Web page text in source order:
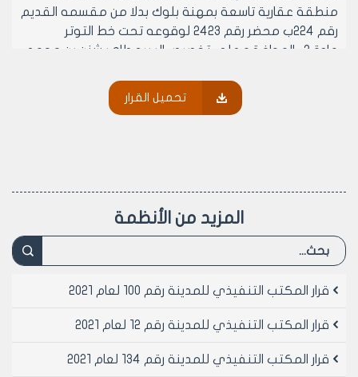
منطقة عقارية تاسعة بمهنة بلوك بدلا من مقسمه القديم
رقم 224ب محضر رقم 2423 لوقوعه تحت خط التوتر
مادة 3- الموافقه على تخصيص السيد طاهر شنن بن محمد
في منطقة شمال الحيدرية الصناعية منطقة عقارية تاسعة
رقم 2423 لوقوعه تحت خط التوتر
يمثلهم السيدة فاطمة حجو بنت محمد راغب وعائشة
تحميل القرار
المزيد من الأنظمة
قرار المكتب التنفيذي للمدينة رقم 100 لعام 2021
قرار المكتب التنفيذي للمدينة رقم 12 لعام 2021
قرار المكتب التنفيذي للمدينة رقم 134 لعام 2021